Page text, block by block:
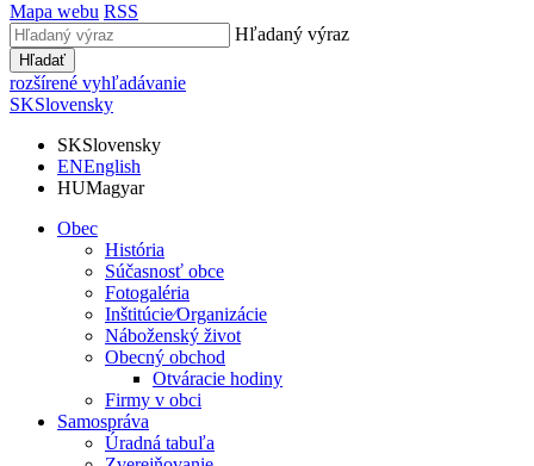
Mapa webu RSS
Hľadaný výraz
Hľadať
rozšírené vyhľadávanie
SKSlovensky
SKSlovensky
ENEnglish
HUMagyar
Obec
História
Súčasnosť obce
Fotogaléria
Inštitúcie⁄Organizácie
Náboženský život
Obecný obchod
Otváracie hodiny
Firmy v obci
Samospráva
Úradná tabuľa